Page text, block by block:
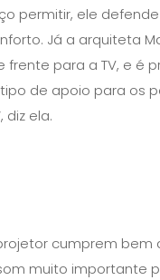
permitir, ele
Já a arquiteta
para a TV, e é
de apoio para os
ela.
cumprem bem
muito importante